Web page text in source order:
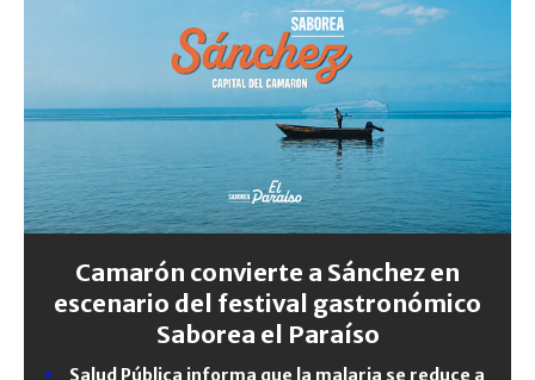
Camarón convierte a Sánchez en
escenario del festival gastronómico
Saborea el Paraíso
Salud Pública informa que la malaria se reduce a